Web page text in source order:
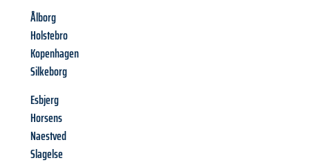
Ålborg
Holstebro
Kopenhagen
Silkeborg
Esbjerg
Horsens
Naestved
Slagelse